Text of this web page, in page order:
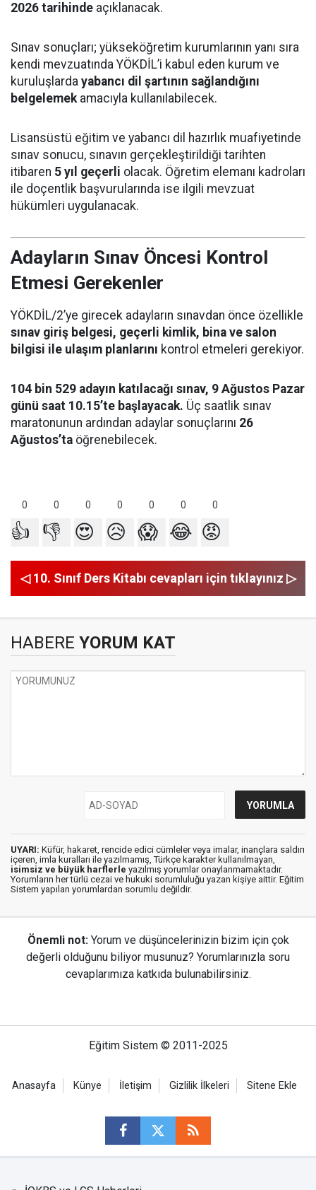
2026 tarihinde açıklanacak.
Sınav sonuçları; yükseköğretim kurumlarının yanı sıra
kendi mevzuatında YÖKDİL’i kabul eden kurum ve
kuruluşlarda yabancı dil şartının sağlandığını
belgelemekamacıyla kullanılabilecek.
Lisansüstü eğitim ve yabancı dil hazırlık muafiyetinde
sınav sonucu, sınavın gerçekleştirildiği tarihten
itibaren 5 yıl geçerli olacak. Öğretim elemanı kadroları
ile doçentlik başvurularında ise ilgili mevzuat
hükümleri uygulanacak.
Adayların Sınav Öncesi Kontrol
Etmesi Gerekenler
YÖKDİL/2’ye girecek adayların sınavdan önce özellikle
sınav giriş belgesi, geçerli kimlik, bina ve salon
bilgisi ile ulaşım planlarını kontrol etmeleri gerekiyor.
104 bin 529 adayın katılacağı sınav, 9 Ağustos Pazar
günü saat 10.15’te başlayacak. Üç saatlik sınav
maratonunun ardından adaylar sonuçlarını 26
Ağustos’ta öğrenebilecek.
0 0 0 0 0 0 0
👍 👎 😍 😥 😱 😂 😡
◁ 10. Sınıf Ders Kitabı cevapları için tıklayınız ▷
HABERE YORUM KAT
UYARI: Küfür, hakaret, rencide edici cümleler veya imalar, inançlara saldırı
içeren, imla kuralları ile yazılmamış, Türkçe karakter kullanılmayan,
isimsiz ve büyük harflerle yazılmış yorumlar onaylanmamaktadır.
Yorumların her türlü cezai ve hukuki sorumluluğu yazan kişiye aittir. Eğitim
Sistem yapılan yorumlardan sorumlu değildir.
Önemli not: Yorum ve düşüncelerinizin bizim için çok
değerli olduğunu biliyor musunuz? Yorumlarınızla soru
cevaplarımıza katkıda bulunabilirsiniz.
Eğitim Sistem © 2011-2025
Anasayfa Künye İletişim Gizlilik İlkeleri Sitene Ekle